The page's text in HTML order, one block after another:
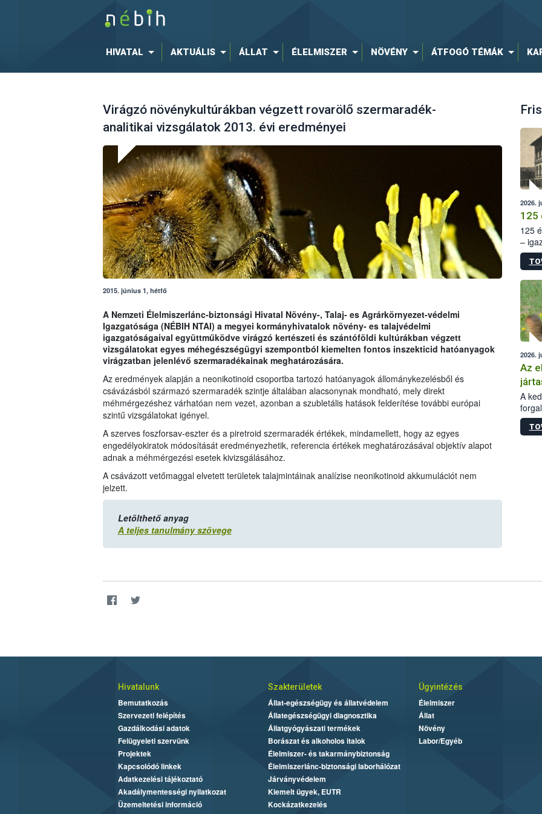
HIVATAL AKTUÁLIS ÁLLAT ÉLELMISZER NÖVÉNY ÁTFOGÓ TÉMÁK
Virágzó növénykultúrákban végzett rovarölő szermaradék-
analitikai vizsgálatok 2013. évi eredményei
2015. június 1, hétfő
A Nemzeti Élelmiszerlánc-biztonsági Hivatal Növény-, Talaj- es Agrárkörnyezet-védelmi
Igazgatósága (NÉBIH NTAI) a megyei kormányhivatalok növény- es talajvédelmi
igazgatóságaival együttműködve virágzó kertészeti és szántóföldi kultúrákban végzett
vizsgálatokat egyes méhegészségügyi szempontból kiemelten fontos inszekticid hatóanyagok
virágzatban jelenlévő szermaradékainak meghatározására.
Az eredmények alapján a neonikotinoid csoportba tartozó hatóanyagok állománykezelésből és
csávázásból származó szermaradék szintje általában alacsonynak mondható, mely direkt
méhmérgezéshez várhatóan nem vezet, azonban a szubletális hatások felderítése további európai
szintű vizsgálatokat igényel.
A szerves foszforsav-eszter és a piretroid szermaradék értékek, mindamellett, hogy az egyes
engedélyokiratok módosítását eredményezhetik, referencia értékek meghatározásával objektív alapot
adnak a méhmérgezési esetek kivizsgálásához.
A csávázott vetőmaggal elvetett területek talajmintáinak analízise neonikotinoid akkumulációt nem
jelzett.
Letölthető anyag
A teljes tanulmány szövege
2026.
125
125
–
15.
2026.
Az
A
Hivatalunk
Bemutatkozás
Szervezeti felépítés
Gazdálkodási adatok
Felügyeleti szervünk
Projektek
Kapcsolódó linkek
Adatkezelési tájékoztató
Akadálymentességi nyilatkozat
Üzemeltetési információ
Szakterületek
Állat-egészségügy és állatvédelem
Állategészségügyi diagnosztika
Állatgyógyászati termékek
Borászat és alkoholos italok
Élelmiszer- és takarmánybiztonság
Élelmiszerlánc-biztonsági laborhálózat
Járványvédelem
Kiemelt ügyek, EUTR
Kockázatkezelés
Ügyintézés
Élelmiszer
Állat
Növény
Labor/Egyéb